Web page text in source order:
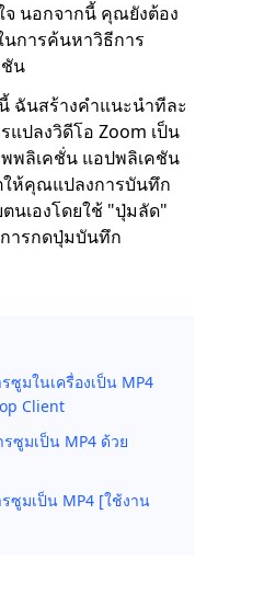
จ นอกจากนี้ คุณยังต้อง
นการค้นหาวิธีการ
น
ฉันสร้างคำแนะนำทีละ
แปลงวิดีโอ Zoom เป็น
พลิเคชั่น แอปพลิเคชัน
ห้คุณแปลงการบันทึก
นเองโดยใช้ "ปุ่มลัด"
ารกดปุ่มบันทึก
ซูมในเครื่องเป็น MP4
Client
ซูมเป็น MP4 ด้วย
ซูมเป็น MP4 [ใช้งาน